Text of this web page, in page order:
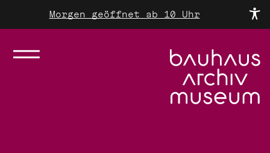
Morgen geöffnet ab 10 Uhr